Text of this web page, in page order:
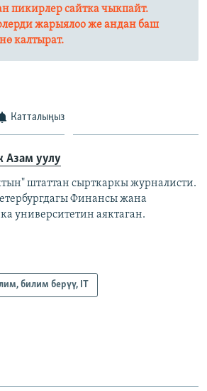
пикирлер сайтка чыкпайт.
жарыялоо же андан баш
калтырат.​
Катталыңыз
Азам уулу
штаттан сырткаркы журналисти.
Финансы жана
университетин аяктаган.
билим берүү, IT